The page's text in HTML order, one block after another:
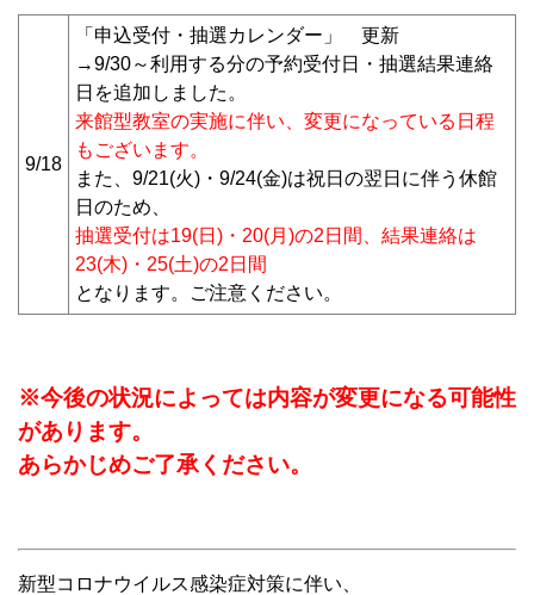
9/18
「申込受付・抽選カレンダー」 更新
→9/30～利用する分の予約受付日・抽選結果連絡
日を追加しました。
来館型教室の実施に伴い、変更になっている日程
もございます。
また、9/21(火)・9/24(金)は祝日の翌日に伴う休館
日のため、
抽選受付は19(日)・20(月)の2日間、結果連絡は
23(木)・25(土)の2日間
となります。ご注意ください。
※今後の状況によっては内容が変更になる可能性
があります。
あらかじめご了承ください。
新型コロナウイルス感染症対策に伴い、